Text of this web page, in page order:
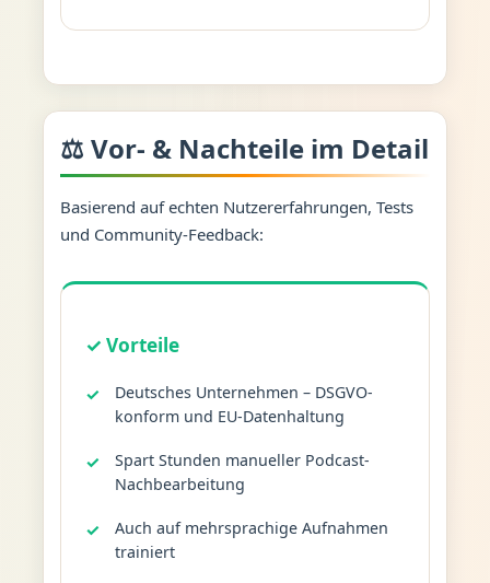
⚖️ Vor- & Nachteile im Detail
Basierend auf echten Nutzererfahrungen, Tests
und Community-Feedback:
✓ Vorteile
Deutsches Unternehmen – DSGVO-
konform und EU-Datenhaltung
Spart Stunden manueller Podcast-
Nachbearbeitung
Auch auf mehrsprachige Aufnahmen
trainiert